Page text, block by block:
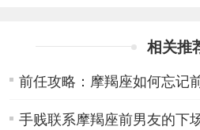
相关推
前任攻略：摩羯座如何忘记
手贱联系摩羯座前男友的下